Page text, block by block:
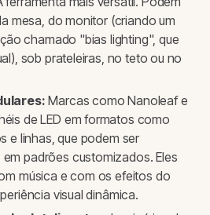
mesa, do monitor (criando um
chamado "bias lighting", que
sob prateleiras, no teto ou no
Marcas como Nanoleaf e
de LED em formatos como
e linhas, que podem ser
padrões customizados. Eles
música e com os efeitos do
visual dinâmica.